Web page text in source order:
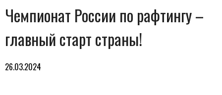
Чемпионат России по рафтингу –
главный старт страны!
26.03.2024